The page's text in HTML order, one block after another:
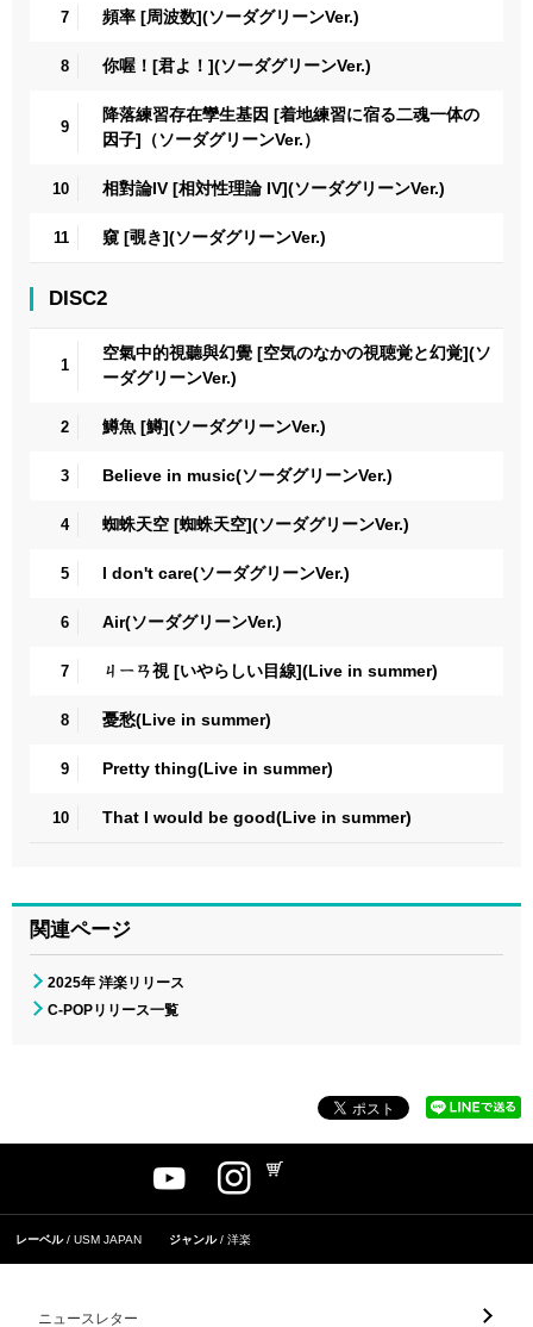
7 頻率 [周波数](ソーダグリーンVer.)
8 你喔！[君よ！](ソーダグリーンVer.)
9
降落練習存在孿生基因 [着地練習に宿る二魂一体の
因子]（ソーダグリーンVer.）
10 相對論IV [相対性理論 IV](ソーダグリーンVer.)
11 窺 [覗き](ソーダグリーンVer.)
DISC2
1
空氣中的視聽與幻覺 [空気のなかの視聴覚と幻覚](ソ
ーダグリーンVer.)
2 鱒魚 [鱒](ソーダグリーンVer.)
3 Believe in music(ソーダグリーンVer.)
4 蜘蛛天空 [蜘蛛天空](ソーダグリーンVer.)
5 I don't care(ソーダグリーンVer.)
6 Air(ソーダグリーンVer.)
7 ㄐㄧㄢ視 [いやらしい目線](Live in summer)
8 憂愁(Live in summer)
9 Pretty thing(Live in summer)
10 That I would be good(Live in summer)
関連ページ
2025年 洋楽リリース
C-POPリリース一覧
レーベル USM JAPAN ジャンル 洋楽
ニュースレター